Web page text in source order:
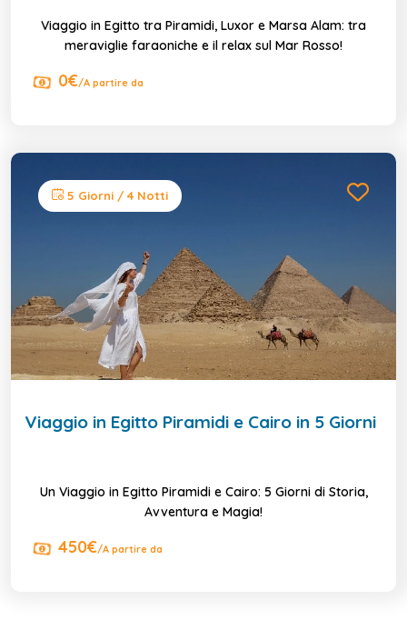
Viaggio in Egitto tra Piramidi, Luxor e Marsa Alam: tra
meraviglie faraoniche e il relax sul Mar Rosso!
0€/A partire da
5 Giorni / 4 Notti
Viaggio in Egitto Piramidi e Cairo in 5 Giorni
Un Viaggio in Egitto Piramidi e Cairo: 5 Giorni di Storia,
Avventura e Magia!
450€/A partire da